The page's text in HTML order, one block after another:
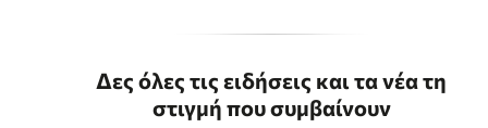
Δες όλες τις ειδήσεις και τα νέα τη
στιγμή που συμβαίνουν